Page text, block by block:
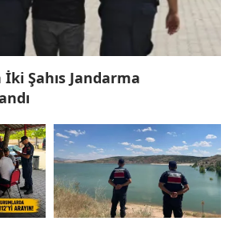
Şahıs Jandarma